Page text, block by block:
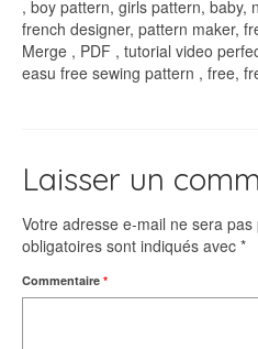
, boy pattern, girls pattern, baby,
french designer, pattern maker,
Merge , PDF , tutorial video
easu free sewing pattern , free,
Laisser un
Votre adresse e-mail ne sera pas
obligatoires sont indiqués avec *
Commentaire *